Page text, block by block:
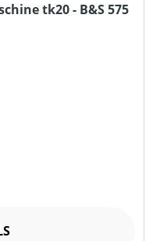
tk20 - B&S 575